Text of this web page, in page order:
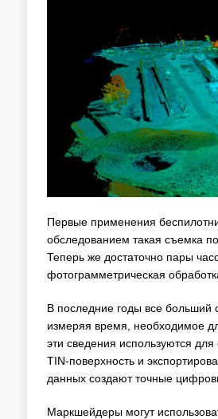
Первые применения
обследованием такая съемка
Теперь же достаточно пары
фотограмметрическая
В последние годы все больший
измеряя время, необходимое
эти сведения используются
TIN-поверхность и
данных создают точные
Маркшейдеры могут